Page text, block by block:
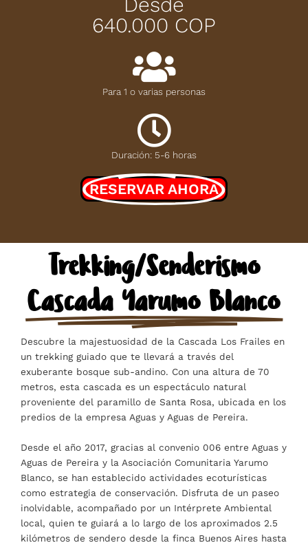
640.000 COP
Para 1 o varias personas
Duración: 5-6 horas
RESERVAR AHORA
Trekking/Senderismo
Cascada Yarumo Blanco
Descubre la majestuosidad de la Cascada Los Frailes en
un trekking guiado que te llevará a través del
exuberante bosque sub-andino. Con una altura de 70
metros, esta cascada es un espectáculo natural
proveniente del paramillo de Santa Rosa, ubicada en los
predios de la empresa Aguas y Aguas de Pereira.
Desde el año 2017, gracias al convenio 006 entre Aguas y
Aguas de Pereira y la Asociación Comunitaria Yarumo
Blanco, se han establecido actividades ecoturísticas
como estrategia de conservación. Disfruta de un paseo
inolvidable, acompañado por un Intérprete Ambiental
local, quien te guiará a lo largo de los aproximados 2.5
kilómetros de sendero desde la finca Buenos Aires hasta